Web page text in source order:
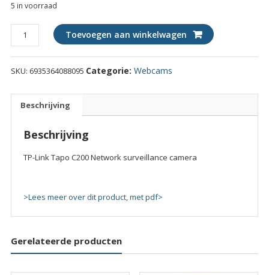
5 in voorraad
Link
Tapo
C200
Toevoegen aan winkelwagen
SKU: 6935364088095 Categorie: Webcams
Beschrijving
Beschrijving
TP-Link Tapo C200 Network surveillance camera
>Lees meer over dit product, met pdf>
Gerelateerde producten